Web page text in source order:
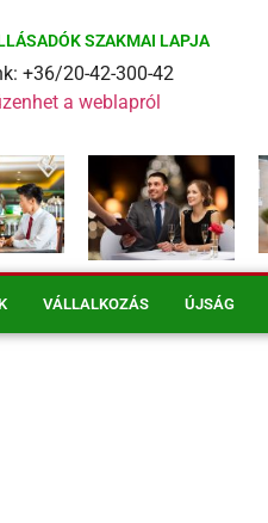
SZAKMAI LAPJA
+36/20-42-300-42
a weblapról
VÁLLALKOZÁS ÚJSÁG